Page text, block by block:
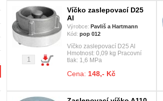
Víčko zaslepovací D25
Al
Výrobce: Pavliš a Hartmann
Kód: pop 012
Víčko zaslepovací D25 Al
Hmotnost: 0,09 kg Pracovní
tlak: 1,6 MPa
Cena: 148,- Kč